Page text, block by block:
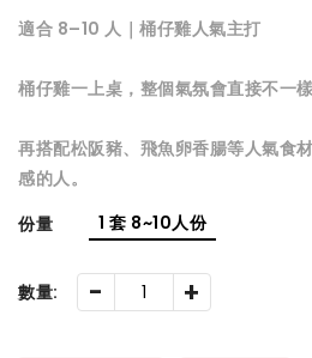
適合 8–10 人｜桶仔雞人氣主打
桶仔雞一上桌，整個氣氛會直接不一樣
再搭配松阪豬、飛魚卵香腸等人氣食
感的人。
份量
1 套 8~10人份
數量: - +